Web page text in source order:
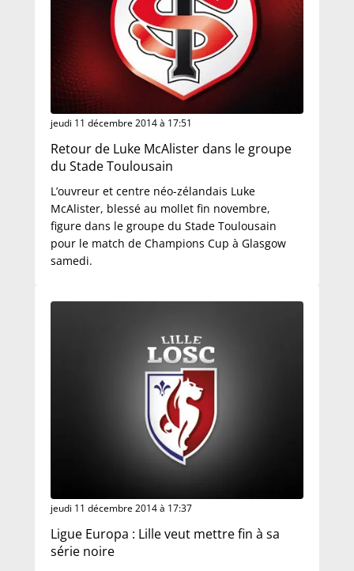
jeudi 11 décembre 2014 à 17:51
Retour de Luke McAlister dans le groupe
du Stade Toulousain
L’ouvreur et centre néo-zélandais Luke
McAlister, blessé au mollet fin novembre,
figure dans le groupe du Stade Toulousain
pour le match de Champions Cup à Glasgow
samedi.
jeudi 11 décembre 2014 à 17:37
Ligue Europa : Lille veut mettre fin à sa
série noire